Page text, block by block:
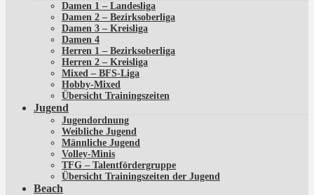
Damen 1 – Landesliga
Damen 2 – Bezirksoberliga
Damen 3 – Kreisliga
Damen 4
Herren 1 – Bezirksoberliga
Herren 2 – Kreisliga
Mixed – BFS-Liga
Hobby-Mixed
Übersicht Trainingszeiten
Jugend
Jugendordnung
Weibliche Jugend
Männliche Jugend
Volley-Minis
TFG – Talentfördergruppe
Übersicht Trainingszeiten der Jugend
Beach